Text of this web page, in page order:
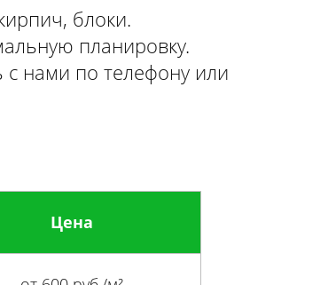
блоки.
планировку.
нами по телефону или
Цена